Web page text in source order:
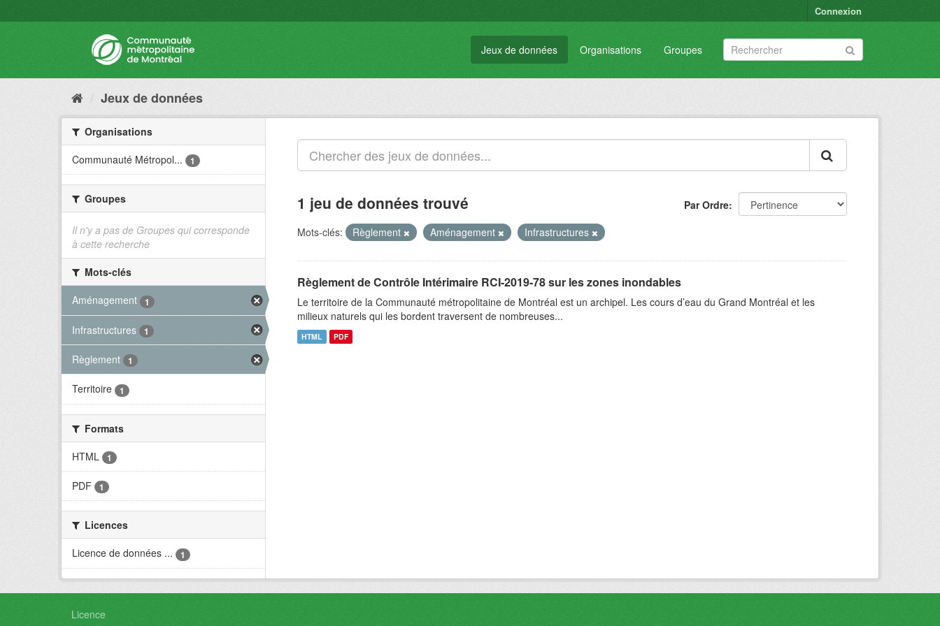
Connexion
Jeux de données Organisations Groupes
Jeux de données
Organisations
Communauté Métropol...
1
Groupes
Il n'y a pas de Groupes qui corresponde
à cette recherche
Mots-clés
Aménagement
1
Infrastructures 1
Règlement 1
Territoire 1
Formats
HTML
1
PDF 1
Licences
Licence de données ...
1
Par Ordre
1 jeu de données trouvé
Mots-clés: Règlement Aménagement Infrastructures
Règlement de Contrôle Intérimaire RCI-2019-78 sur les zones inondables
Le territoire de la Communauté métropolitaine de Montréal est un archipel. Les cours d’eau du Grand Montréal et les
milieux naturels qui les bordent traversent de nombreuses...
HTML PDF
Licence